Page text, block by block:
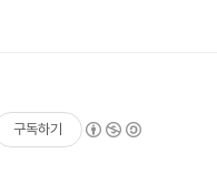
구독하기